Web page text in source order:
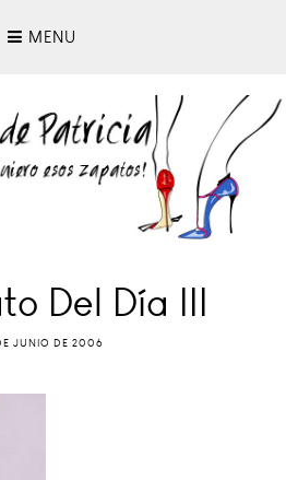
MENU
Del Día III
JUNIO DE 2006